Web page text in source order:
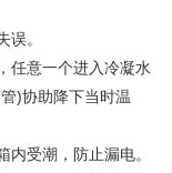
。
任意一个进入冷凝水
)协助降下当时温
受潮，防止漏电。